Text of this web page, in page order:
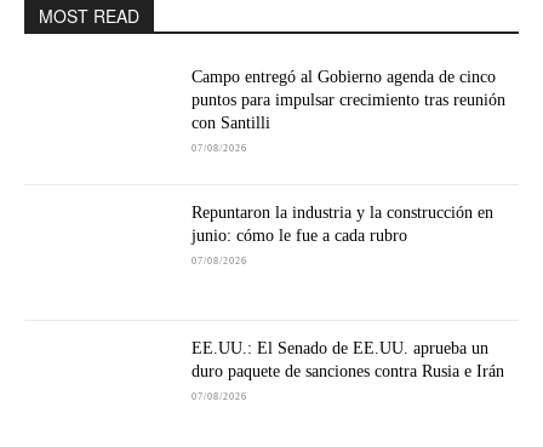
MOST READ
Campo entregó al Gobierno agenda de cinco
puntos para impulsar crecimiento tras reunión
con Santilli
07/08/2026
Repuntaron la industria y la construcción en
junio: cómo le fue a cada rubro
07/08/2026
EE.UU.: El Senado de EE.UU. aprueba un
duro paquete de sanciones contra Rusia e Irán
07/08/2026